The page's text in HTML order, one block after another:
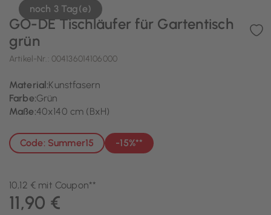
noch 3 Tag(e)
GO-DE Tischläufer für Gartentisch
grün
Artikel-Nr.: 004136014106000
Material:Kunstfasern
Farbe:Grün
Maße:40x140 cm (BxH)
Code: Summer15 -15%**
10,12 € mit Coupon**
11,90 €